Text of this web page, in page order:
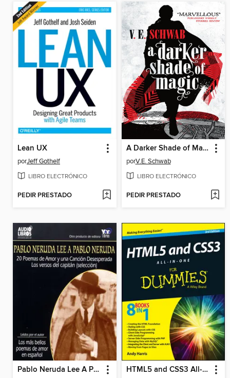
Lean UX
porJeff Gothelf
LIBRO ELECTRÓNICO
PEDIR PRESTADO
A Darker Shade of Magic
porV.E. Schwab
LIBRO ELECTRÓNICO
PEDIR PRESTADO
Pablo Neruda Lee A Pablo Neruda HTML5 and CSS3 All-in-One For Dummies